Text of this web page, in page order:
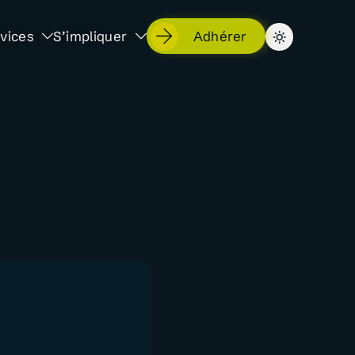
S’impliquer Adhérer